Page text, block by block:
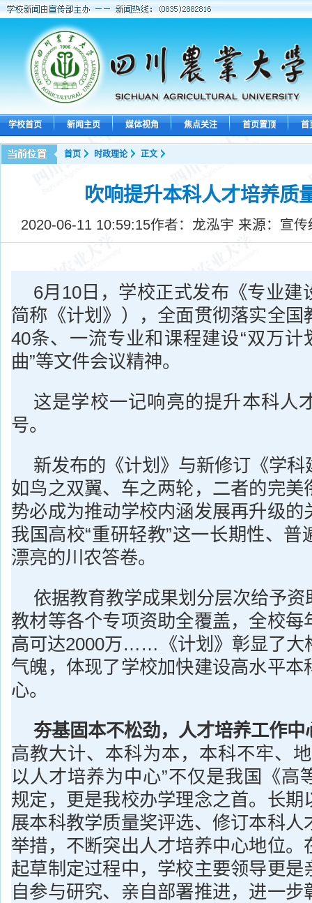
学校首页 新闻主页 媒体视角 焦点关注 首页置顶 首
首页 时政理论 正文
吹响提升本科人才培养质
2020-06-11 10:59:15作者：龙泓宇 来源：宣
6月10日，学校正式发布《专业建
简称《计划》），全面贯彻落实全国
40条、一流专业和课程建设“双万计
曲”等文件会议精神。
这是学校一记响亮的提升本科人
号。
新发布的《计划》与新修订《学
如鸟之双翼、车之两轮，二者的完美
势必成为推动学校内涵发展再升级的
我国高校“重研轻教”这一长期性、普
漂亮的川农答卷。
依据教育教学成果划分层次给予
教材等各个专项资助全覆盖，全校每
高可达2000万……《计划》彰显了大
气魄，体现了学校加快建设高水平本
心。
夯基固本不松劲，人才培养工作
高教大计、本科为本，本科不牢、
以人才培养为中心”不仅是我国《高
规定，更是我校办学理念之首。长期
展本科教学质量奖评选、修订本科人
举措，不断突出人才培养中心地位。
起草制定过程中，学校主要领导更是
自参与研究、亲自部署推进，进一步